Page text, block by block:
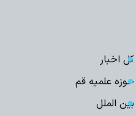
کل اخبار
حوزه علمیه قم
بین الملل